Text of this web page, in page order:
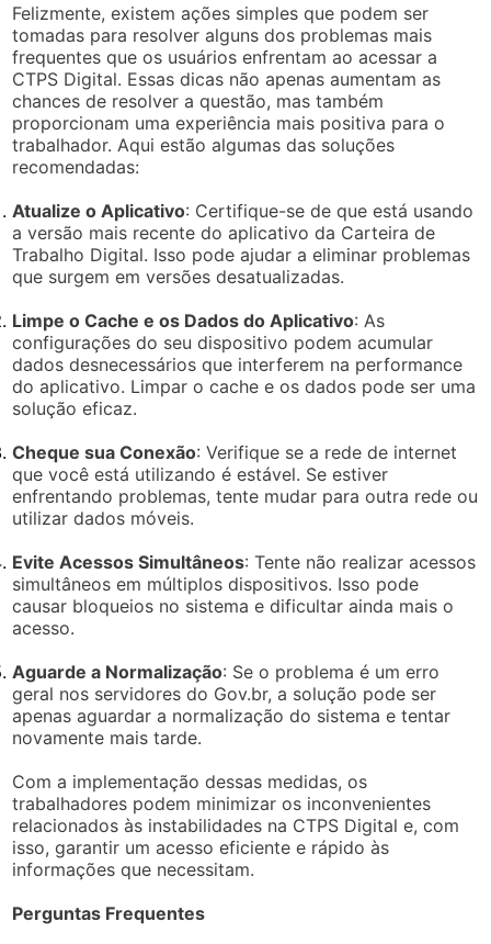
Felizmente, existem ações simples que podem ser
tomadas para resolver alguns dos problemas mais
frequentes que os usuários enfrentam ao acessar a
CTPS Digital. Essas dicas não apenas aumentam as
chances de resolver a questão, mas também
proporcionam uma experiência mais positiva para o
trabalhador. Aqui estão algumas das soluções
recomendadas:
Atualize o Aplicativo: Certifique-se de que está usando
a versão mais recente do aplicativo da Carteira de
Trabalho Digital. Isso pode ajudar a eliminar problemas
que surgem em versões desatualizadas.
Limpe o Cache e os Dados do Aplicativo: As
configurações do seu dispositivo podem acumular
dados desnecessários que interferem na performance
do aplicativo. Limpar o cache e os dados pode ser uma
solução eficaz.
Cheque sua Conexão: Verifique se a rede de internet
que você está utilizando é estável. Se estiver
enfrentando problemas, tente mudar para outra rede ou
utilizar dados móveis.
Evite Acessos Simultâneos: Tente não realizar acessos
simultâneos em múltiplos dispositivos. Isso pode
causar bloqueios no sistema e dificultar ainda mais o
acesso.
Aguarde a Normalização: Se o problema é um erro
geral nos servidores do Gov.br, a solução pode ser
apenas aguardar a normalização do sistema e tentar
novamente mais tarde.
Com a implementação dessas medidas, os
trabalhadores podem minimizar os inconvenientes
relacionados às instabilidades na CTPS Digital e, com
isso, garantir um acesso eficiente e rápido às
informações que necessitam.
Perguntas Frequentes